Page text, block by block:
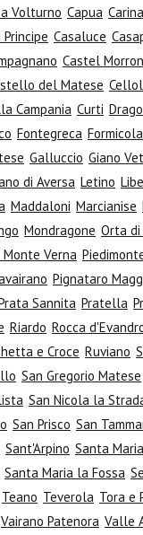
Volturno Capua
Casaluce
Castel
del Matese
Campania Curti
Fontegreca Formicola
Galluccio Giano
di Aversa Letino
Maddaloni Marcianise
Mondragone Orta
Monte Verna
Pignataro
Sannita Pratella
Riardo Rocca
e Croce Ruviano
San Gregorio Matese
San Nicola la
San Prisco San
Sant'Arpino Santa
Santa Maria la Fossa
Teano Teverola Tora e
Vairano Patenora Valle